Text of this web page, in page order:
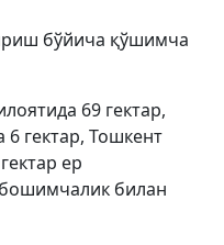
бўйича қўшимча
69 гектар,
гектар, Тошкент
ер
билан